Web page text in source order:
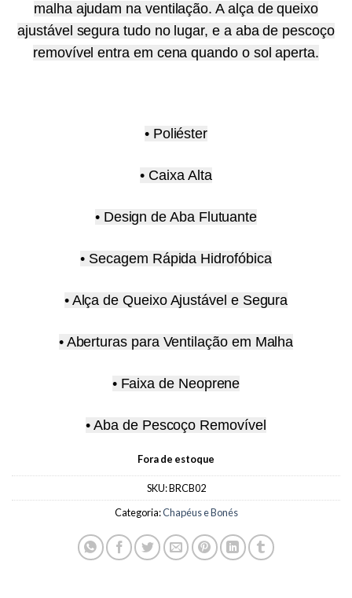
malha ajudam na ventilação. A alça de queixo
ajustável segura tudo no lugar, e a aba de pescoço
removível entra em cena quando o sol aperta.
• Poliéster
• Caixa Alta
• Design de Aba Flutuante
• Secagem Rápida Hidrofóbica
• Alça de Queixo Ajustável e Segura
• Aberturas para Ventilação em Malha
• Faixa de Neoprene
• Aba de Pescoço Removível
Fora de estoque
SKU:BRCB02
Categoria:Chapéus e Bonés